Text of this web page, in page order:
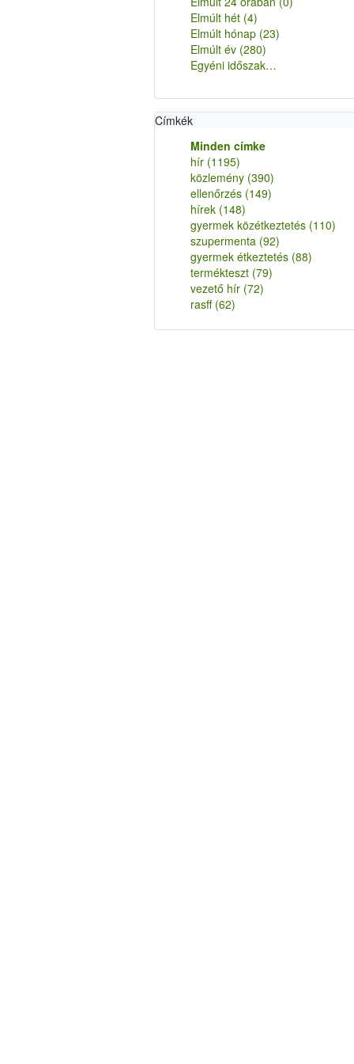
Elmúlt hét (4)
Elmúlt hónap (23)
Elmúlt év (280)
Egyéni időszak…
Címkék
Minden címke
hír (1195)
közlemény (390)
ellenőrzés (149)
hírek (148)
gyermek közétkeztetés (110)
szupermenta (92)
gyermek étkeztetés (88)
termékteszt (79)
vezető hír (72)
rasff (62)